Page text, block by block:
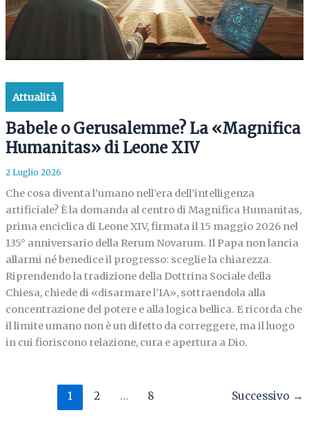
Attualità
Babele o Gerusalemme? La «Magnifica
Humanitas» di Leone XIV
2 Luglio 2026
Che cosa diventa l’umano nell’era dell’intelligenza
artificiale? È la domanda al centro di Magnifica Humanitas,
prima enciclica di Leone XIV, firmata il 15 maggio 2026 nel
135° anniversario della Rerum Novarum. Il Papa non lancia
allarmi né benedice il progresso: sceglie la chiarezza.
Riprendendo la tradizione della Dottrina Sociale della
Chiesa, chiede di «disarmare l’IA», sottraendola alla
concentrazione del potere e alla logica bellica. E ricorda che
il limite umano non è un difetto da correggere, ma il luogo
in cui fioriscono relazione, cura e apertura a Dio.
1 2 … 8 Successivo →